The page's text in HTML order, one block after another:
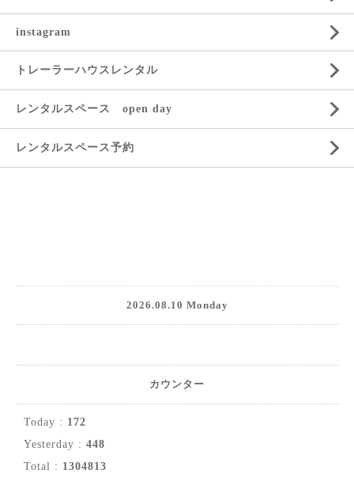
instagram
トレーラーハウスレンタル
レンタルスペース open day
レンタルスペース予約
2026.08.10 Monday
カウンター
Today : 172
Yesterday : 448
Total : 1304813